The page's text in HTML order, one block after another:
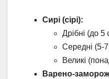
Сирі (сірі):
Дрібні (до
Середні (5-
Великі
Варено-